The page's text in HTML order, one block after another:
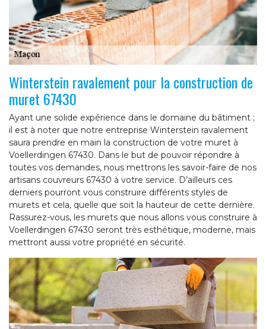
Winterstein ravalement pour la construction de
muret 67430
Ayant une solide expérience dans le domaine du bâtiment ;
il est à noter que notre entreprise Winterstein ravalement
saura prendre en main la construction de votre muret à
Voellerdingen 67430. Dans le but de pouvoir répondre à
toutes vos demandes, nous mettrons les savoir-faire de nos
artisans couvreurs 67430 à votre service. D’ailleurs ces
derniers pourront vous construire différents styles de
murets et cela, quelle que soit la hauteur de cette dernière.
Rassurez-vous, les murets que nous allons vous construire à
Voellerdingen 67430 seront très esthétique, moderne, mais
mettront aussi votre propriété en sécurité.